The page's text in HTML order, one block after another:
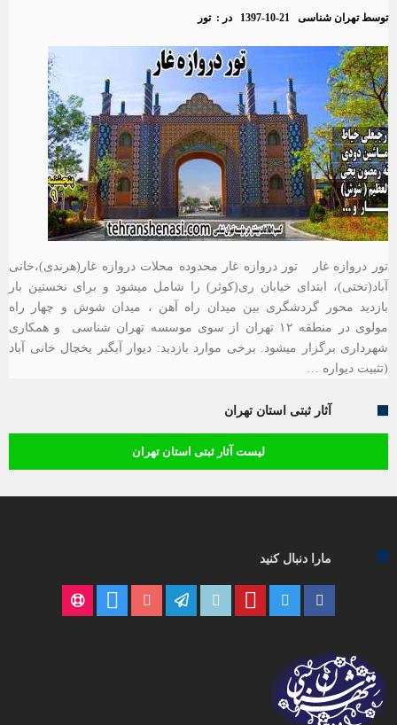
توسطتهران شناسی 1397-10-21 در :تور
تور دروازه غار تور دروازه غار محدوده محلات دروازه غار(هرندی)،خانی
آباد(تختی)، ابتدای خیابان ری(کوثر) را شامل میشود و برای نخستین بار
بازدید محور گردشگری بین میدان راه آهن ، میدان شوش و چهار راه
مولوی در منطقه ۱۲ تهران از سوی موسسه تهران شناسی و همکاری
شهرداری برگزار میشود. برخی موارد بازدید: دیوار آبگیر یخچال خانی آباد
(تثبیت دیواره …
آثار ثبتی استان تهران
لیست آثار ثبتی استان تهران
مارا دنبال کنید